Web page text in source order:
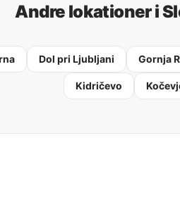
Andre lokationer i
Dol pri Ljubljani Gornja
Kidričevo